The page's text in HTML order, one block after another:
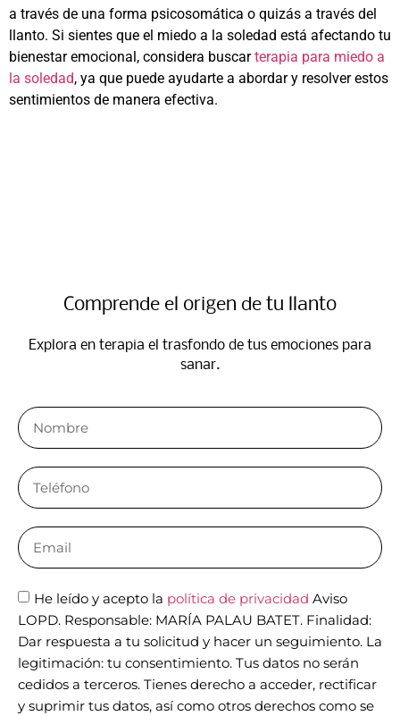
a través de una forma psicosomática o quizás a través del
llanto. Si sientes que el miedo a la soledad está afectando tu
bienestar emocional, considera buscarterapia para miedo a
la soledad, ya que puede ayudarte a abordar y resolver estos
sentimientos de manera efectiva.
Comprende el origen de tu llanto​
Explora en terapia el trasfondo de tus emociones para
sanar.​
He leído y acepto la política de privacidad Aviso
LOPD. Responsable: MARÍA PALAU BATET. Finalidad:
Dar respuesta a tu solicitud y hacer un seguimiento. La
legitimación: tu consentimiento. Tus datos no serán
cedidos a terceros. Tienes derecho a acceder, rectificar
y suprimir tus datos, así como otros derechos como se